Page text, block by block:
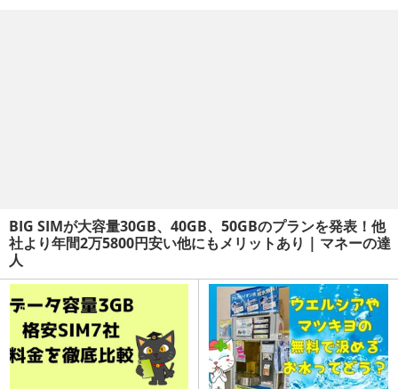
BIG SIMが大容量30GB、40GB、50GBのプランを発表！他
社より年間2万5800円安い他にもメリットあり | マネーの達
人